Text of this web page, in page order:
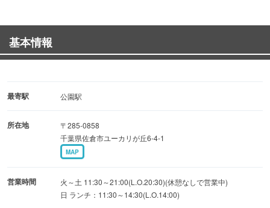
Ｅメール：sobacafe301@gmail.com
基本情報
最寄駅 公園駅
所在地
〒285-0858
千葉県佐倉市ユーカリが丘6-4-1
MAP
営業時間
火～土 11:30～21:00(L.O.20:30)(休憩なしで営業中)
日 ランチ：11:30～14:30(L.O.14:00)